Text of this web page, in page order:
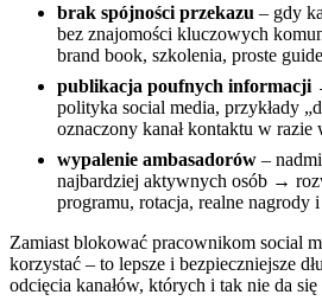
brak spójności przekazu – gdy
bez znajomości kluczowych
brand book, szkolenia, proste
publikacja poufnych informacji
polityka social media, przykłady
oznaczony kanał kontaktu w razie
wypalenie ambasadorów –
najbardziej aktywnych osób →
programu, rotacja, realne nagrody
Zamiast blokować pracownikom social
korzystać – to lepsze i bezpieczniejsze
odcięcia kanałów, których i tak nie da